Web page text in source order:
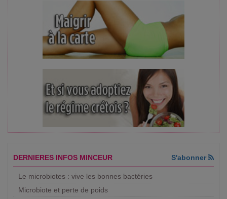
DERNIERES INFOS MINCEUR S'abonner
Le microbiotes : vive les bonnes bactéries
Microbiote et perte de poids